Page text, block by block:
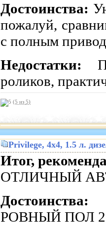
Достоинства:
пожалуй,
с полным
Недостатки:
роликов,
(5 из 5)
Privilege, 4x4, 1.5 л.
Итог,
ОТЛИЧНЫЙ
Достоинства:
РОВНЫЙ ПОЛ